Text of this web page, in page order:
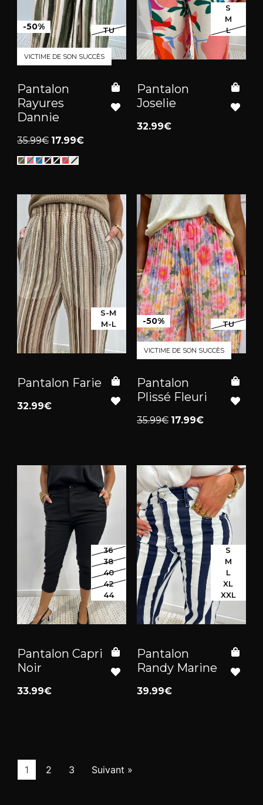
VICTIME DE SON SUCCÈS
TU
-50%
Pantalon
Rayures
Dannie
35.99€ 17.99€
S
M
L
Pantalon
Joselie
32.99€
S-M
M-L
Pantalon Farie
32.99€
VICTIME DE SON SUCCÈS
TU
-50%
Pantalon
Plissé Fleuri
35.99€ 17.99€
36
38
40
42
44
Pantalon Capri
Noir
33.99€
S
M
L
XL
XXL
Pantalon
Randy Marine
39.99€
1 2 3 Suivant »